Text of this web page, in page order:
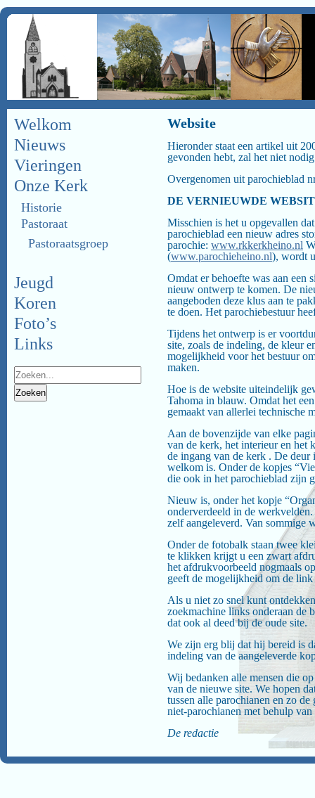
Welkom
Nieuws
Vieringen
Onze Kerk
Historie
Pastoraat
Pastoraatsgroep
Jeugd
Koren
Foto’s
Links
Website
Hieronder staat een artikel uit
gevonden hebt, zal het niet
Overgenomen uit parochieblad
DE VERNIEUWDE
Misschien is het u opgevallen
parochieblad een nieuw adres
parochie: www.rkkerkheino.nl
(www.parochieheino.nl), wordt
Omdat er behoefte was aan een
nieuw ontwerp te komen. De
aangeboden deze klus aan te
te doen. Het parochiebestuur
Tijdens het ontwerp is er
site, zoals de indeling, de kleur
mogelijkheid voor het bestuur
maken.
Hoe is de website uiteindelijk
Tahoma in blauw. Omdat het
gemaakt van allerlei technische
Aan de bovenzijde van elke
van de kerk, het interieur en het
de ingang van de kerk . De deur
welkom is. Onder de kopjes
die ook in het parochieblad zijn
Nieuw is, onder het kopje
onderverdeeld in de
zelf aangeleverd. Van sommige
Onder de fotobalk staan twee
te klikken krijgt u een zwart
het afdrukvoorbeeld nogmaals
geeft de mogelijkheid om de link
Als u niet zo snel kunt
zoekmachine links onderaan de
dat ook al deed bij de oude site.
We zijn erg blij dat hij bereid is
indeling van de aangeleverde
Wij bedanken alle mensen die
van de nieuwe site. We hopen
tussen alle parochianen en zo
niet-parochianen met behulp
De redactie